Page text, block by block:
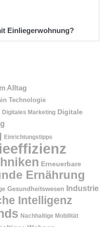
Einliegerwohnung?
Alltag
Technologie
Digitales Marketing Digitale
Einrichtungstipps
Erneuerbare
Ernährung
Gesundheitswesen
Industrie
Intelligenz
Nachhaltige Mobilität